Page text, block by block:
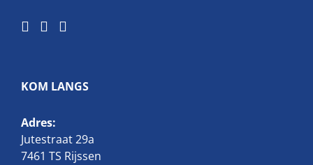
KOM LANGS
Adres:
Jutestraat 29a
7461 TS Rijssen